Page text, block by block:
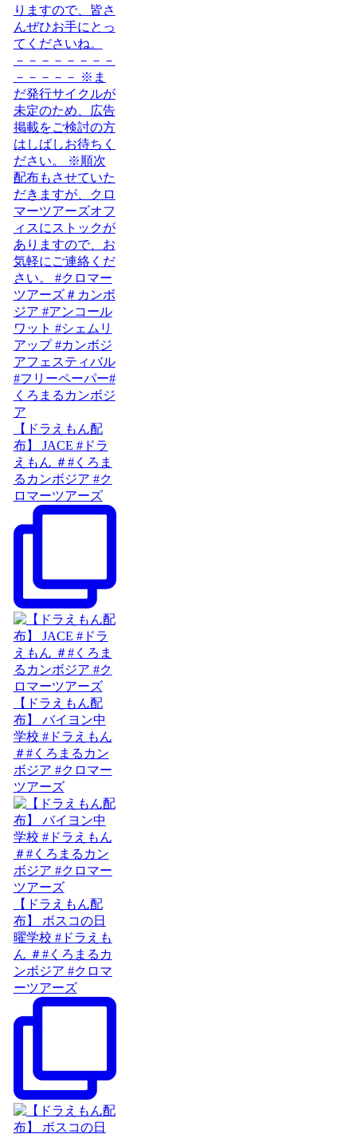
【ドラえもん配
布】 JACE #ドラ
えもん ＃#くろま
るカンボジア #ク
ロマーツアーズ
【ドラえもん配
布】 バイヨン中
学校 #ドラえもん
＃#くろまるカン
ボジア #クロマー
ツアーズ
【ドラえもん配
布】 ボスコの日
曜学校 #ドラえも
ん ＃#くろまるカ
ンボジア #クロマ
ーツアーズ